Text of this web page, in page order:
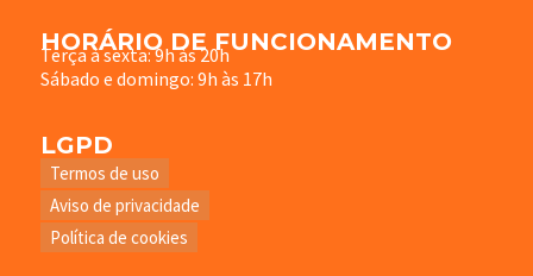
HORÁRIO DE FUNCIONAMENTO
Terça à sexta: 9h às 20h
Sábado e domingo: 9h às 17h
LGPD
Termos de uso
Aviso de privacidade
Política de cookies